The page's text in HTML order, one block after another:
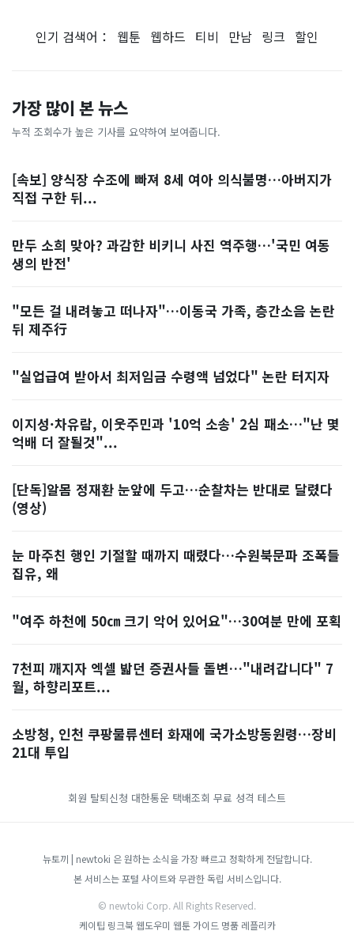
인기 검색어： 웹툰 웹하드 티비 만남 링크 할인
가장 많이 본 뉴스
누적 조회수가 높은 기사를 요약하여 보여줍니다.
[속보] 양식장 수조에 빠져 8세 여아 의식불명…아버지가
직접 구한 뒤...
만두 소희 맞아? 과감한 비키니 사진 역주행…'국민 여동
생의 반전'
"모든 걸 내려놓고 떠나자"…이동국 가족, 층간소음 논란
뒤 제주行
"실업급여 받아서 최저임금 수령액 넘었다" 논란 터지자
이지성·차유람, 이웃주민과 '10억 소송' 2심 패소…"난 몇
억배 더 잘될것"...
[단독]알몸 정재환 눈앞에 두고…순찰차는 반대로 달렸다
(영상)
눈 마주친 행인 기절할 때까지 때렸다…수원북문파 조폭들
집유, 왜
"여주 하천에 50㎝ 크기 악어 있어요"…30여분 만에 포획
7천피 깨지자 엑셀 밟던 증권사들 돌변…"내려갑니다" 7
월, 하향리포트...
소방청, 인천 쿠팡물류센터 화재에 국가소방동원령…장비
21대 투입
회원 탈퇴신청 대한통운 택배조회 무료 성격 테스트
뉴토끼 | newtoki 은 원하는 소식을 가장 빠르고 정확하게 전달합니다.
본 서비스는 포털 사이트와 무관한 독립 서비스입니다.
© newtoki Corp. All Rights Reserved.
케이팁 링크북 웹도우미 웹툰 가이드 명품 레플리카